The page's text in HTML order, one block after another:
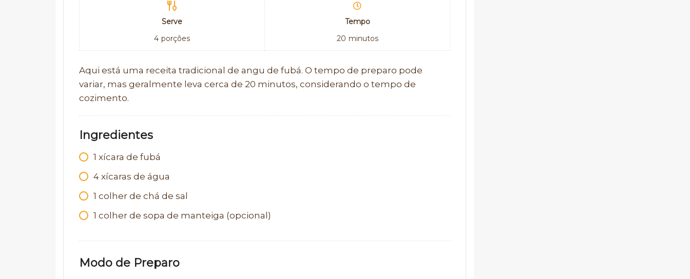
Serve
4 porções
Tempo
20 minutos
Aqui está uma receita tradicional de angu de fubá. O tempo de preparo pode
variar, mas geralmente leva cerca de 20 minutos, considerando o tempo de
cozimento.
Ingredientes
1 xícara de fubá
4 xícaras de água
1 colher de chá de sal
1 colher de sopa de manteiga (opcional)
Modo de Preparo